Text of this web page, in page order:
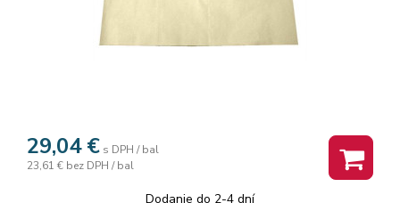
29,04 € s DPH / bal
23,61 € bez DPH / bal
Dodanie do 2-4 dní